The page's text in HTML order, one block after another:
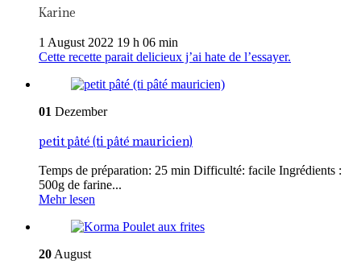
Karine
1 August 2022 19 h 06 min
Cette recette parait delicieux j’ai hate de l’essayer.
01 Dezember
petit pâté (ti pâté mauricien)
Temps de préparation: 25 min Difficulté: facile Ingrédients :
500g de farine...
Mehr lesen
20 August